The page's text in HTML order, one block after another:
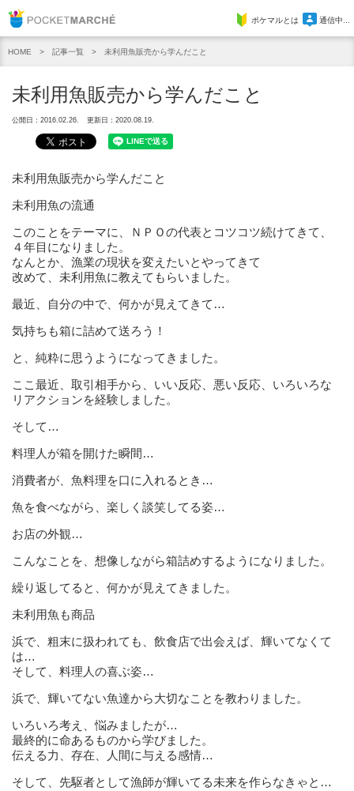
Pocket Marcheポケマルとは 通信中...
HOME 記事一覧 未利用魚販売から学んだこと
未利用魚販売から学んだこと
公開日：2016.02.26. 更新日：2020.08.19.
未利用魚販売から学んだこと
未利用魚の流通
このことをテーマに、ＮＰＯの代表とコツコツ続けてきて、
４年目になりました。
なんとか、漁業の現状を変えたいとやってきて
改めて、未利用魚に教えてもらいました。
最近、自分の中で、何かが見えてきて…
気持ちも箱に詰めて送ろう！
と、純粋に思うようになってきました。
ここ最近、取引相手から、いい反応、悪い反応、いろいろな
リアクションを経験しました。
そして…
料理人が箱を開けた瞬間…
消費者が、魚料理を口に入れるとき…
魚を食べながら、楽しく談笑してる姿…
お店の外観…
こんなことを、想像しながら箱詰めするようになりました。
繰り返してると、何かが見えてきました。
未利用魚も商品
浜で、粗末に扱われても、飲食店で出会えば、輝いてなくて
は…
そして、料理人の喜ぶ姿…
浜で、輝いてない魚達から大切なことを教わりました。
いろいろ考え、悩みましたが…
最終的に命あるものから学びました。
伝える力、存在、人間に与える感情…
そして、先駆者として漁師が輝いてる未来を作らなきゃと…